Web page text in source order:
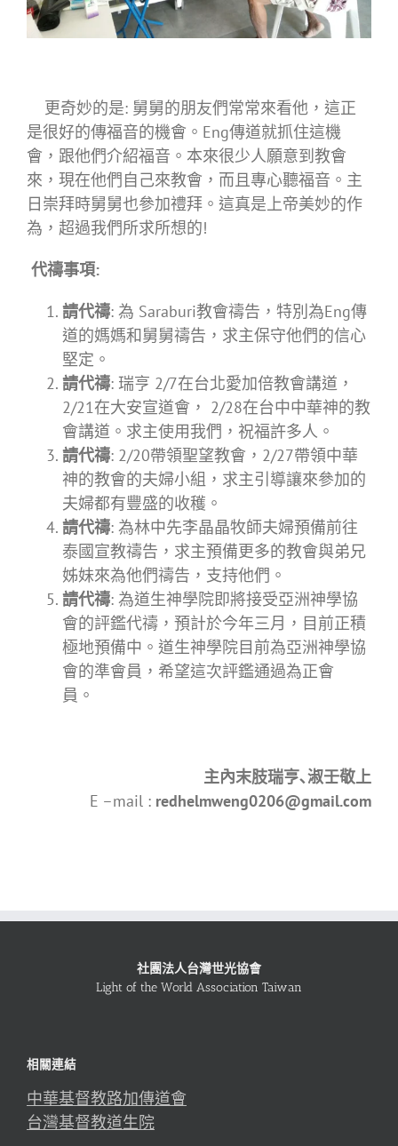
更奇妙的是: 舅舅的朋友們常常來看他，這正
是很好的傳福音的機會。Eng傳道就抓住這機
會，跟他們介紹福音。本來很少人願意到教會
來，現在他們自己來教會，而且專心聽福音。主
日崇拜時舅舅也參加禮拜。這真是上帝美妙的作
為，超過我們所求所想的!
代禱事項:
請代禱: 為 Saraburi教會禱告，特別為Eng傳
道的媽媽和舅舅禱告，求主保守他們的信心
堅定。
請代禱: 瑞亨 2/7在台北愛加倍教會講道，
2/21在大安宣道會， 2/28在台中中華神的教
會講道。求主使用我們，祝福許多人。
請代禱: 2/20帶領聖望教會，2/27帶領中華
神的教會的夫婦小組，求主引導讓來參加的
夫婦都有豐盛的收穫。
請代禱: 為林中先李晶晶牧師夫婦預備前往
泰國宣教禱告，求主預備更多的教會與弟兄
姊妹來為他們禱告，支持他們。
請代禱: 為道生神學院即將接受亞洲神學協
會的評鑑代禱，預計於今年三月，目前正積
極地預備中。道生神學院目前為亞洲神學協
會的準會員，希望這次評鑑通過為正會
員。
主內末肢瑞亨､淑壬敬上
E –mail : redhelmweng0206@gmail.com
社團法人台灣世光協會
Light of the World Association Taiwan
相關連結
中華基督教路加傳道會
台灣基督教道生院